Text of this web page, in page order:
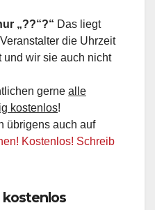
„??“?“ Das liegt
die Uhrzeit
und wir sie auch nicht
gerne alle
kostenlos!
übrigens auch auf
Kostenlos! Schreib
kostenlos